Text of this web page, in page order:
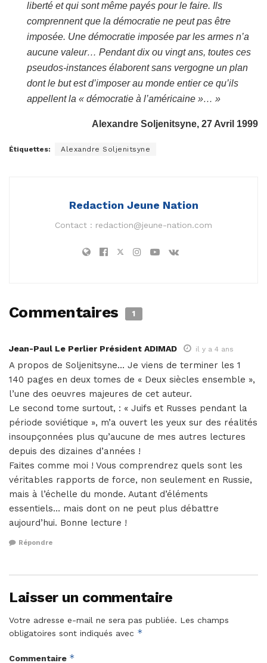
liberté et qui sont même payés pour le faire. Ils
comprennent que la démocratie ne peut pas être
imposée. Une démocratie imposée par les armes n’a
aucune valeur… Pendant dix ou vingt ans, toutes ces
pseudos-instances élaborent sans vergogne un plan
dont le but est d’imposer au monde entier ce qu’ils
appellent la « démocratie à l’américaine »… »
Alexandre Soljenitsyne, 27 Avril 1999
Étiquettes: Alexandre Soljenitsyne
Redaction Jeune Nation
Contact : redaction@jeune-nation.com
Commentaires 1
Jean-Paul Le Perlier Président ADIMAD il y a 4 ans
A propos de Soljenitsyne… Je viens de terminer les 1
140 pages en deux tomes de « Deux siècles ensemble »,
l’une des oeuvres majeures de cet auteur.
Le second tome surtout, : « Juifs et Russes pendant la
période soviétique », m’a ouvert les yeux sur des réalités
insoupçonnées plus qu’aucune de mes autres lectures
depuis des dizaines d’années !
Faites comme moi ! Vous comprendrez quels sont les
véritables rapports de force, non seulement en Russie,
mais à l’échelle du monde. Autant d’éléments
essentiels… mais dont on ne peut plus débattre
aujourd’hui. Bonne lecture !
Répondre
Laisser un commentaire
Votre adresse e-mail ne sera pas publiée. Les champs
obligatoires sont indiqués avec *
Commentaire *